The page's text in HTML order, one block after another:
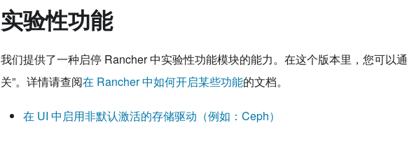
实验性功能
我们提供了一种启停 Rancher 中实验性功能模块的能力。在这个版本里，您可以
关”。详情请查阅在 Rancher 中如何开启某些功能的文档。
在 UI 中启用非默认激活的存储驱动（例如：Ceph）